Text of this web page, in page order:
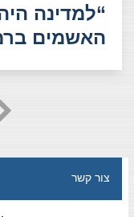
“למדינה
האשמים
צור קשר